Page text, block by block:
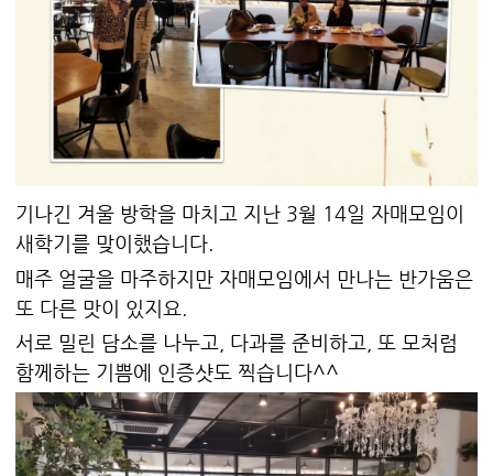
기나긴 겨울 방학을 마치고 지난 3월 14일 자매모임이
새학기를 맞이했습니다.
매주 얼굴을 마주하지만 자매모임에서 만나는 반가움은
또 다른 맛이 있지요.
서로 밀린 담소를 나누고, 다과를 준비하고, 또 모처럼
함께하는 기쁨에 인증샷도 찍습니다^^